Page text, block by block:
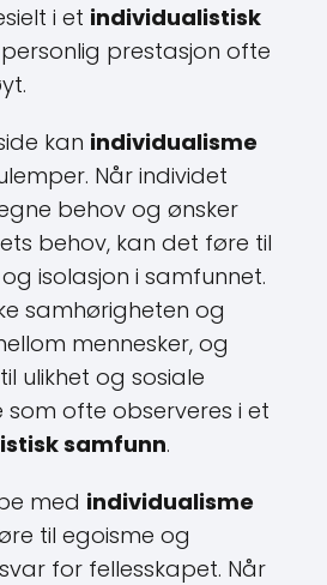
i et individualistisk
prestasjon ofte
kan individualisme
Når individet
behov og ønsker
behov, kan det føre til
isolasjon i samfunnet.
samhørigheten og
mennesker, og
ulikhet og sosiale
som ofte observeres i et
samfunn.
med individualisme
til egoisme og
for fellesskapet. Når